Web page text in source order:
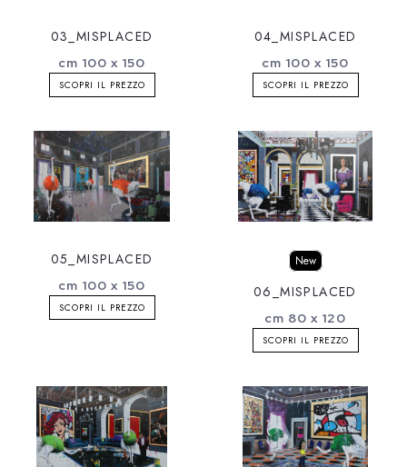
03_MISPLACED
cm 100 x 150
SCOPRI IL PREZZO
04_MISPLACED
cm 100 x 150
SCOPRI IL PREZZO
05_MISPLACED
cm 100 x 150
SCOPRI IL PREZZO
New
06_MISPLACED
cm 80 x 120
SCOPRI IL PREZZO